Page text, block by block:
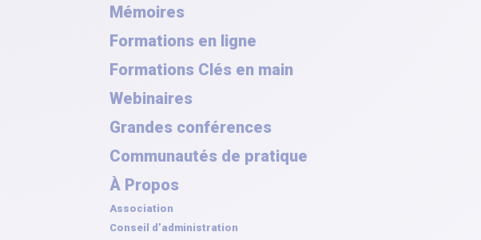
Mémoires
Formations en ligne
Formations Clés en main
Webinaires
Grandes conférences
Communautés de pratique
À Propos
Association
Conseil d’administration